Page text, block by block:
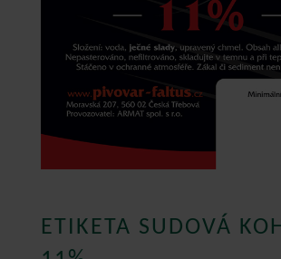
ETIKETA SUDOVÁ